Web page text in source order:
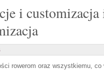
i customizacja
rowerom oraz wszystkiemu,